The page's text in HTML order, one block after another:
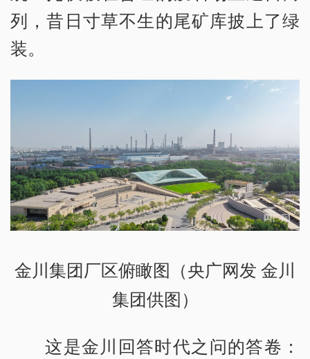
列，昔日寸草不生的尾矿库披上了绿
装。
金川集团厂区俯瞰图（央广网发 金川
集团供图）
这是金川回答时代之问的答卷：